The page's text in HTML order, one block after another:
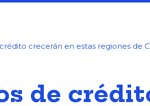
crecerán en estas regiones de
de